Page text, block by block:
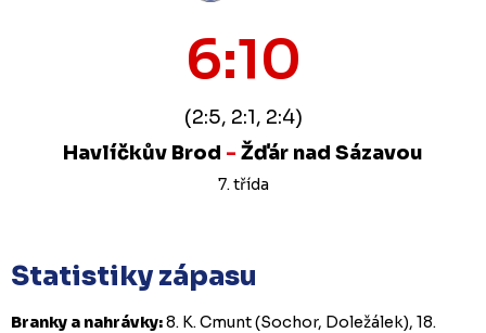
6:10
(2:5, 2:1, 2:4)
Havlíčkův Brod - Žďár nad Sázavou
7. třída
Statistiky zápasu
Branky a nahrávky:8. K. Cmunt (Sochor, Doležálek), 18.